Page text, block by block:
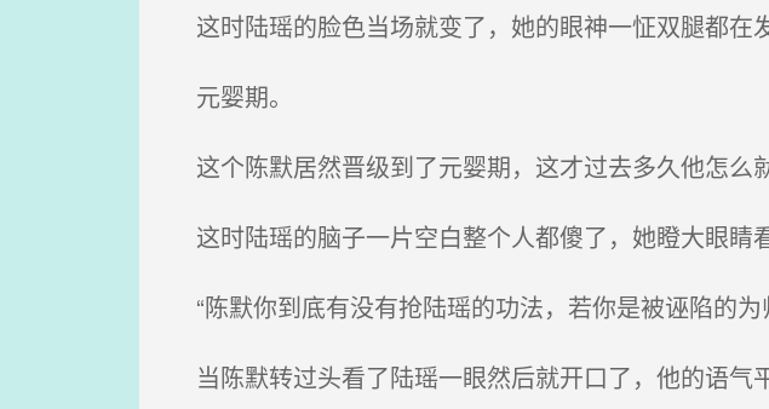
这时陆瑶的脸色当场就变了，她的眼神一怔双腿都在
元婴期。
这个陈默居然晋级到了元婴期，这才过去多久他怎么
这时陆瑶的脑子一片空白整个人都傻了，她瞪大眼睛
“陈默你到底有没有抢陆瑶的功法，若你是被诬陷的为
当陈默转过头看了陆瑶一眼然后就开口了，他的语气